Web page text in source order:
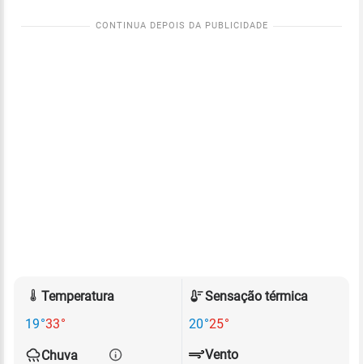
Temperatura
19°33°
Sensação térmica
20°25°
Chuva
Vento